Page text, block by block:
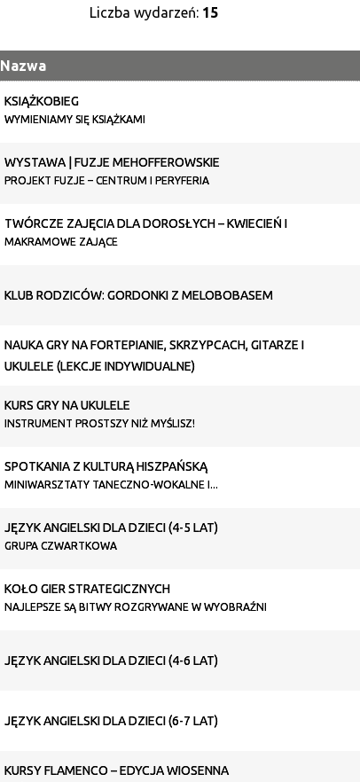
Liczba wydarzeń: 15
Nazwa
KSIĄŻKOBIEG
WYMIENIAMY SIĘ KSIĄŻKAMI
WYSTAWA | FUZJE MEHOFFEROWSKIE
PROJEKT FUZJE – CENTRUM I PERYFERIA
TWÓRCZE ZAJĘCIA DLA DOROSŁYCH – KWIECIEŃ I
MAKRAMOWE ZAJĄCE
KLUB RODZICÓW: GORDONKI Z MELOBOBASEM
NAUKA GRY NA FORTEPIANIE, SKRZYPCACH, GITARZE I
UKULELE (LEKCJE INDYWIDUALNE)
KURS GRY NA UKULELE
INSTRUMENT PROSTSZY NIŻ MYŚLISZ!
SPOTKANIA Z KULTURĄ HISZPAŃSKĄ
MINIWARSZTATY TANECZNO-WOKALNE I...
JĘZYK ANGIELSKI DLA DZIECI (4-5 LAT)
GRUPA CZWARTKOWA
KOŁO GIER STRATEGICZNYCH
NAJLEPSZE SĄ BITWY ROZGRYWANE W WYOBRAŹNI
JĘZYK ANGIELSKI DLA DZIECI (4-6 LAT)
JĘZYK ANGIELSKI DLA DZIECI (6-7 LAT)
KURSY FLAMENCO – EDYCJA WIOSENNA